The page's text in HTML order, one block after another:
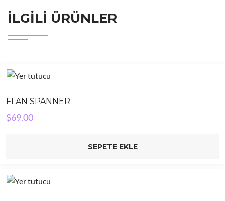
İLGILI ÜRÜNLER
FLAN SPANNER
$69.00
SEPETE EKLE